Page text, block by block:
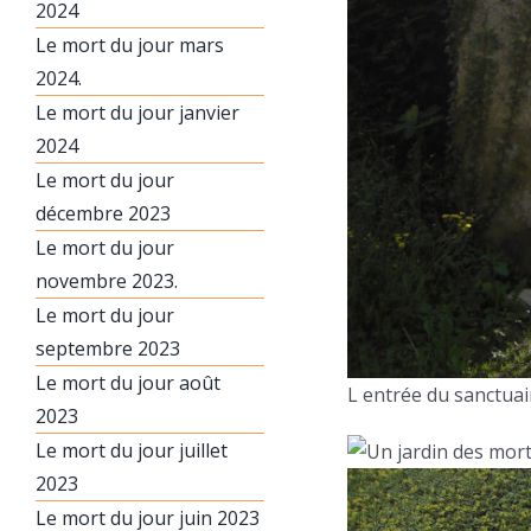
L entrée du
2024
Le mort du jour mars
2024.
Le mort du jour janvier
2024
Le mort du jour
décembre 2023
Le mort du jour
novembre 2023.
Le mort du jour
septembre 2023
Le mort du jour août
2023
Le mort du jour juillet
2023
Le mort du jour juin 2023